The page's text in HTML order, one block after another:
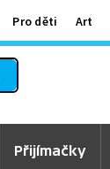
Pro děti Art
Přijímačky